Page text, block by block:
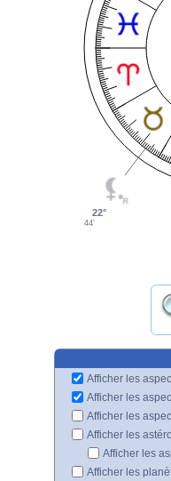
22°
44'
Afficher les
Afficher les
Afficher les
Afficher les
Afficher les
Afficher les